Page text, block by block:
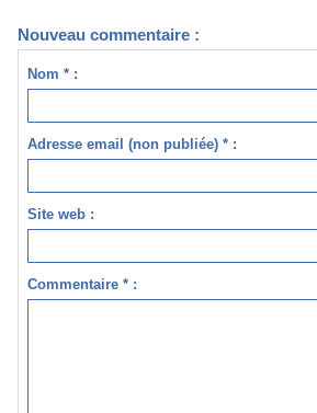
Nouveau commentaire :
Nom * :
Adresse email (non publiée) * :
Site web :
Commentaire * :